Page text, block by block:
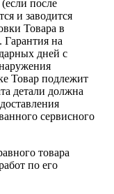
после
и заводится
Товара в
Гарантия на
дней с
Товар подлежит
детали должна
сервисного
товара
по его